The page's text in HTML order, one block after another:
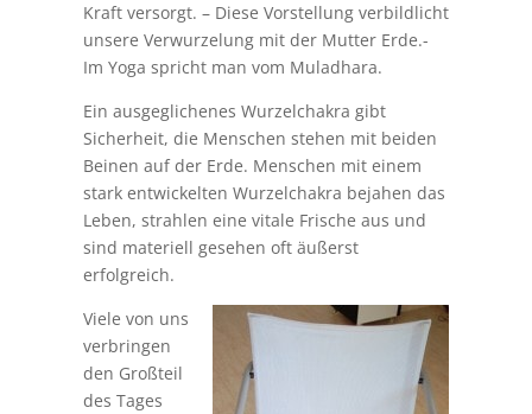
Kraft versorgt. – Diese Vorstellung verbildlicht
unsere Verwurzelung mit der Mutter Erde.-
Im Yoga spricht man vom Muladhara.
Ein ausgeglichenes Wurzelchakra gibt
Sicherheit, die Menschen stehen mit beiden
Beinen auf der Erde. Menschen mit einem
stark entwickelten Wurzelchakra bejahen das
Leben, strahlen eine vitale Frische aus und
sind materiell gesehen oft äußerst
erfolgreich.
Viele von uns
verbringen
den Großteil
des Tages